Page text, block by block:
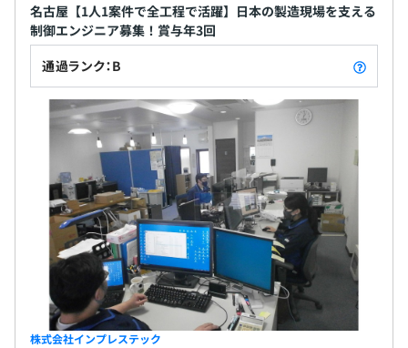
名古屋【1人1案件で全工程で活躍】日本の製造現場を支える
制御エンジニア募集！賞与年3回
通過ランク：B
株式会社インプレステック